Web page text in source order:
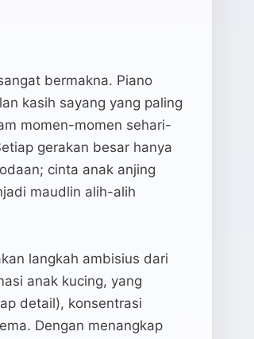
bermakna. Piano
kasih sayang yang paling
momen-momen sehari-
gerakan besar hanya
cinta anak anjing
maudlin alih-alih
langkah ambisius dari
anak kucing, yang
detail), konsentrasi
Dengan menangkap